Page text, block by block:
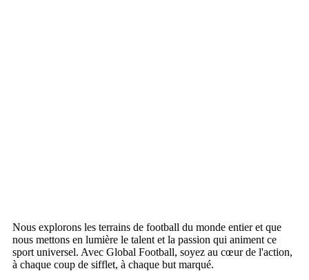
Nous explorons les terrains de football du monde entier et que
nous mettons en lumière le talent et la passion qui animent ce
sport universel. Avec Global Football, soyez au cœur de l'action,
à chaque coup de sifflet, à chaque but marqué.